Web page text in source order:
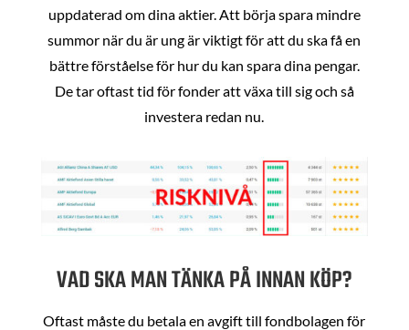
uppdaterad om dina aktier. Att börja spara mindre
summor när du är ung är viktigt för att du ska få en
bättre förståelse för hur du kan spara dina pengar.
De tar oftast tid för fonder att växa till sig och så
investera redan nu.
VAD SKA MAN TÄNKA PÅ INNAN KÖP?
Oftast måste du betala en avgift till fondbolagen för